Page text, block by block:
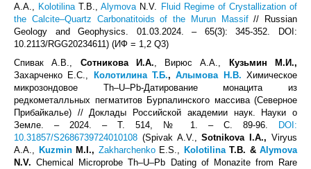
A.A., KolotilinaT.B., AlymovaN.V. Fluid Regime of Crystallization of
the Calcite–Quartz Carbonatitoids of the Murun Massif // Russian
Geology and Geophysics. 01.03.2024. – 65(3): 345-352. DOI:
10.2113/RGG20234611) (ИФ = 1,2 Q3)
Спивак А.В., Сотникова И.А., Вирюс А.А., Кузьмин М. И.,
Захарченко Е.С.,
Колотилина Т.Б.,Алымова Н.В. Химическое
микрозондовое Th‒U‒Pb-Датирование монацита из
редкометалльных пегматитов Бурпалинского массива (Северное
Прибайкалье) // Доклады Российской академии наук. Науки о
Земле. – 2024. – Т. 514, № 1. – С. 89-96.
DOI:
10.31857/S2686739724010108 (Spivak A.V.,Sotnikova I.A., Viryus
A.A., KuzminM.I., ZakharchenkoE.S., KolotilinaT.B. & Alymova
N.V. Chemical Microprobe Th–U–Pb Dating of Monazite from Rare